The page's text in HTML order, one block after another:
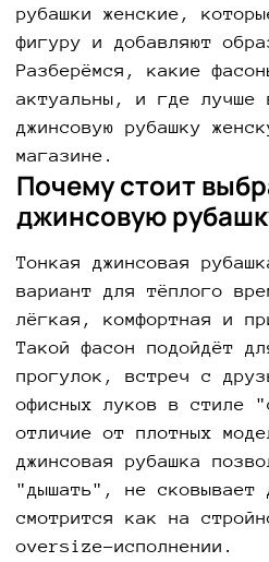
рубашки женские,
фигуру и добавляют
Разберёмся, какие
актуальны, и где лучше
джинсовую рубашку
магазине.
Почему стоит
джинсовую
Тонкая джинсовая
вариант для тёплого
лёгкая, комфортная и
Такой фасон подойдёт
прогулок, встреч с
офисных луков в стиле
отличие от плотных
джинсовая рубашка
"дышать", не сковывает
смотрится как на
oversize-исполнении.